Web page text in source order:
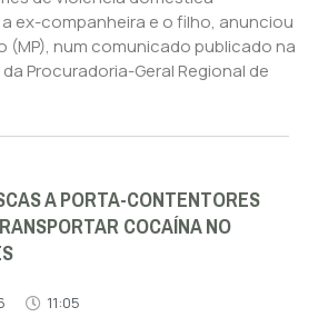
ex-companheira e o filho, anunciou
(MP), num comunicado publicado na
Procuradoria-Geral Regional de
A PORTA-CONTENTORES
COCAÍNA NO
11:05